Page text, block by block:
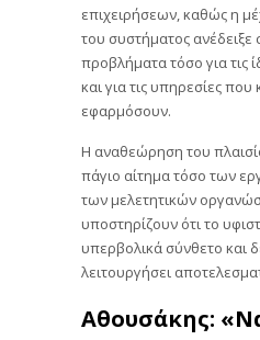
επιχειρήσεων, καθώς η
του συστήματος ανέδειξε
προβλήματα τόσο για τις
και για τις υπηρεσίες που
εφαρμόσουν.
Η αναθεώρηση του
πάγιο αίτημα τόσο των
των μελετητικών
υποστηρίζουν ότι το
υπερβολικά σύνθετο και
λειτουργήσει
Αθουσάκης: